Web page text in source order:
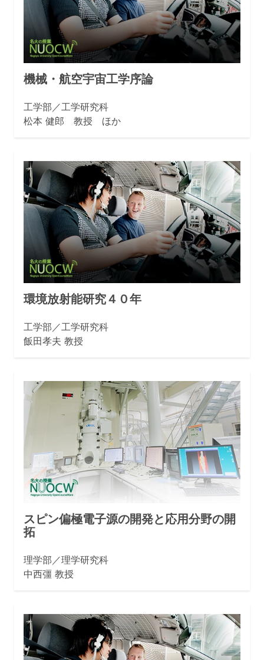
機械・航空宇宙工学序論
工学部／工学研究科
松本 健郎 教授 ほか
環境放射能研究４０年
工学部／工学研究科
飯田孝夫 教授
スピン偏極電子源の開発と応用分野の開
拓
理学部／理学研究科
中西彊 教授